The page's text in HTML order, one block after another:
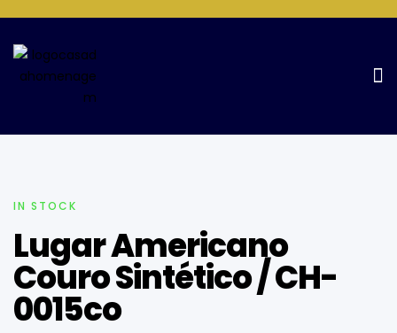
Home Page
IN STOCK
Lugar Americano
Couro Sintético / CH-
0015co